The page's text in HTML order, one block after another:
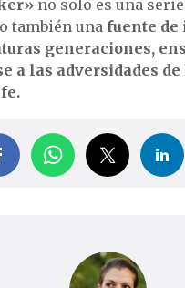
no solo es una
también una fuente
generaciones,
a las adversidades de